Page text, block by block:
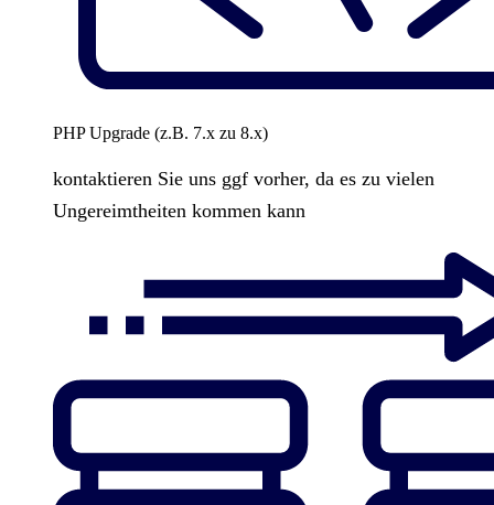
PHP Upgrade (z.B. 7.x zu 8.x)
kontaktieren Sie uns ggf vorher, da es zu vielen
Ungereimtheiten kommen kann